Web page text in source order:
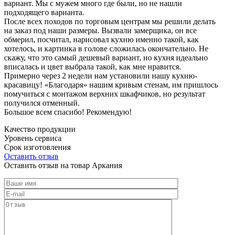
вариант. Мы с мужем много где были, но не нашли
подходящего варианта.
После всех походов по торговым центрам мы решили делать
на заказ под наши размеры. Вызвали замерщика, он все
обмерил, посчитал, нарисовал кухню именно такой, как
хотелось, и картинка в голове сложилась окончательно. Не
скажу, что это самый дешевый вариант, но кухня идеально
вписалась и цвет выбрала такой, как мне нравится.
Примерно через 2 недели нам установили нашу кухню-
красавицу! «Благодаря» нашим кривым стенам, им пришлось
помучиться с монтажом верхних шкафчиков, но результат
получился отменный.
Большое всем спасибо! Рекомендую!
Качество продукции
Уровень сервиса
Срок изготовления
Оставить отзыв
Оставить отзыв на товар Аркания